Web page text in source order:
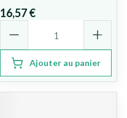
16,57 €
Ajouter au panier